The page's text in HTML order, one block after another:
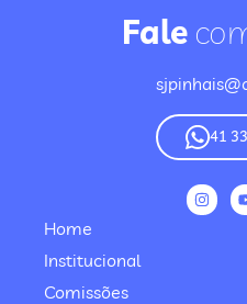
Fale
41
Home
Institucional
Comissões